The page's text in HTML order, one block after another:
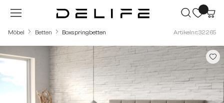
Zum Hauptinhalt springen
Möbel Betten Boxspringbetten Artikelnr.: 32265
Bildergalerie überspringen